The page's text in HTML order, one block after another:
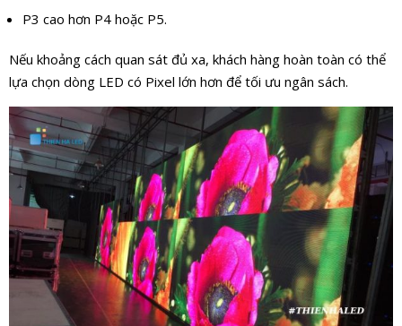
P3 cao hơn P4 hoặc P5.
Nếu khoảng cách quan sát đủ xa, khách hàng hoàn toàn có thể
lựa chọn dòng LED có Pixel lớn hơn để tối ưu ngân sách.